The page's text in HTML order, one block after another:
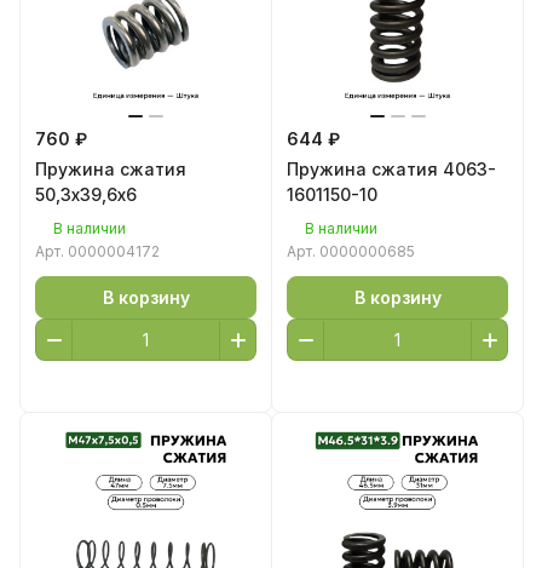
760 ₽
Пружина сжатия
50,3х39,6х6
В наличии
Арт. 0000004172
В корзину
644 ₽
Пружина сжатия 4063-
1601150-10
В наличии
Арт. 0000000685
В корзину